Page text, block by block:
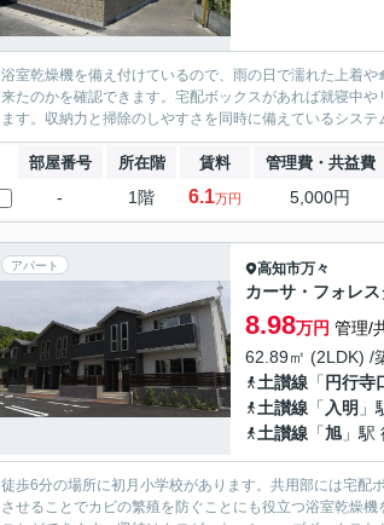
浴室乾燥機を備え付けているので、雨の日で濡れた上着
来たのかを確認できます。宅配ボックスがあれば就寝中
ます。収納力と掃除のしやすさを同時に備えているシス
部屋番号 所在階 賃料 管理費・共益費
- 1階 6.1万円 5,000円
アパート 高知市万々
カーサ・フォレス
8.98万円 管理/
62.89㎡ (2LDK) /
土讃線 「 円行寺
土讃線 「 入明 」
土讃線 「旭 」駅
徒歩6分の場所に初月小学校があります。共用部には宅配
させることでカビの繁殖を防ぐことにも役立つ浴室乾燥